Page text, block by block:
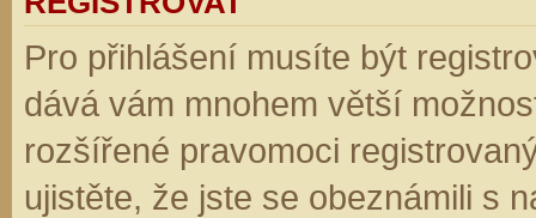
Pro přihlášení musíte být
dává vám mnohem větší
rozšířené pravomoci
ujistěte, že jste se obeznámili s